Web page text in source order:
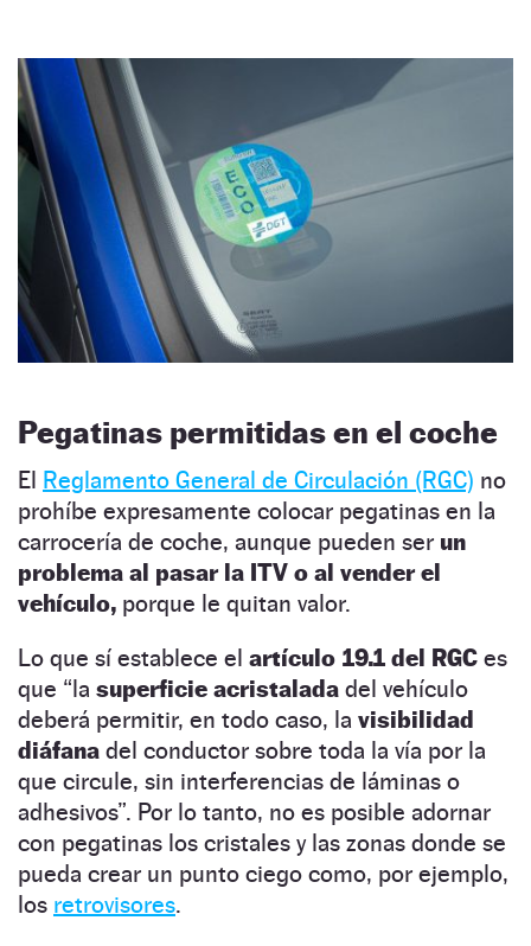
Pegatinas permitidas en el coche
El Reglamento General de Circulación (RGC) no
prohíbe expresamente colocar pegatinas en la
carrocería de coche, aunque pueden ser un
problema al pasar la ITV o al vender el
vehículo, porque le quitan valor.
Lo que sí establece el artículo 19.1 del RGC es
que “la superficie acristalada del vehículo
deberá permitir, en todo caso, la visibilidad
diáfana del conductor sobre toda la vía por la
que circule, sin interferencias de láminas o
adhesivos”. Por lo tanto, no es posible adornar
con pegatinas los cristales y las zonas donde se
pueda crear un punto ciego como, por ejemplo,
los retrovisores.